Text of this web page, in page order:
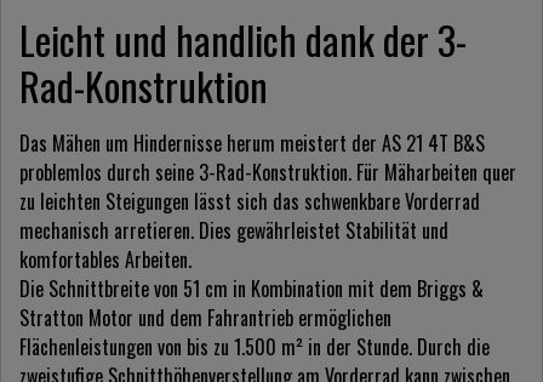
Leicht und handlich dank der 3-
Rad-Konstruktion
Das Mähen um Hindernisse herum meistert der AS 21 4T B&S
problemlos durch seine 3-Rad-Konstruktion. Für Mäharbeiten quer
zu leichten Steigungen lässt sich das schwenkbare Vorderrad
mechanisch arretieren. Dies gewährleistet Stabilität und
komfortables Arbeiten.
Die Schnittbreite von 51 cm in Kombination mit dem Briggs &
Stratton Motor und dem Fahrantrieb ermöglichen
Flächenleistungen von bis zu 1.500 m² in der Stunde. Durch die
zweistufige Schnitthöhenverstellung am Vorderrad kann zwischen